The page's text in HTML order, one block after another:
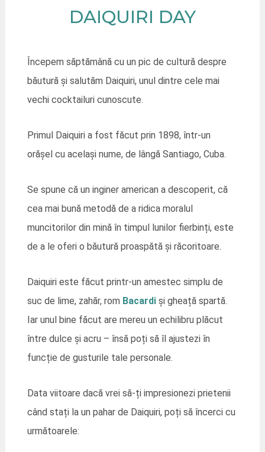
DAIQUIRI DAY
Începem săptămână cu un pic de cultură despre
băutură și salutăm Daiquiri, unul dintre cele mai
vechi cocktailuri cunoscute.
Primul Daiquiri a fost făcut prin 1898, într-un
orășel cu același nume, de lângă Santiago, Cuba.
Se spune că un inginer american a descoperit, că
cea mai bună metodă de a ridica moralul
muncitorilor din mină în timpul lunilor fierbinți, este
de a le oferi o băutură proaspătă și răcoritoare.
Daiquiri este făcut printr-un amestec simplu de
suc de lime, zahăr, rom Bacardi și gheață spartă.
Iar unul bine făcut are mereu un echilibru plăcut
între dulce și acru – însă poți să îl ajustezi în
funcție de gusturile tale personale.
Data viitoare dacă vrei să-ți impresionezi prietenii
când stați la un pahar de Daiquiri, poți să încerci cu
următoarele: